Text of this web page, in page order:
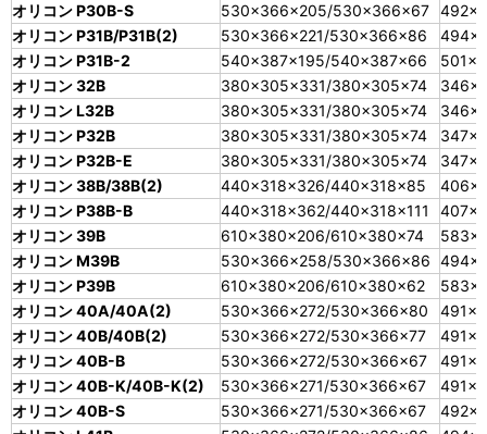
オリコン P30B-S
530×366×205/530×366×67
オリコン P31B/P31B(2)
530×366×221/530×366×86
オリコン P31B-2
540×387×195/540×387×66
オリコン 32B
380×305×331/380×305×74
オリコン L32B
380×305×331/380×305×74
オリコン P32B
380×305×331/380×305×74
オリコン P32B-E
380×305×331/380×305×74
オリコン 38B/38B(2)
440×318×326/440×318×85
オリコン P38B-B
440×318×362/440×318×111
オリコン 39B
610×380×206/610×380×74
オリコン M39B
530×366×258/530×366×86
オリコン P39B
610×380×206/610×380×62
オリコン 40A/40A(2)
530×366×272/530×366×80
オリコン 40B/40B(2)
530×366×272/530×366×77
オリコン 40B-B
530×366×272/530×366×67
オリコン 40B-K/40B-K(2)
530×366×271/530×366×67
オリコン 40B-S
530×366×271/530×366×67